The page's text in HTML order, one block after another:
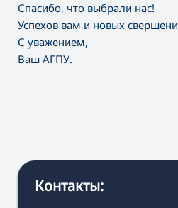
Спасибо, что выбрали нас!
Успехов вам и новых
С уважением,
Ваш АГПУ.
Контакты: